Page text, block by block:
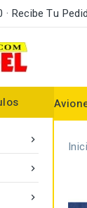
Recibe Tu


